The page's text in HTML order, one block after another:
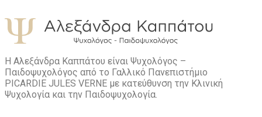
Η Αλεξάνδρα Καππάτου είναι Ψυχολόγος –
Παιδοψυχολόγος από το Γαλλικό Πανεπιστήμιο
PICARDIE JULES VERNE με κατεύθυνση την Kλινική
Ψυχολογία και την Παιδοψυχολογία.